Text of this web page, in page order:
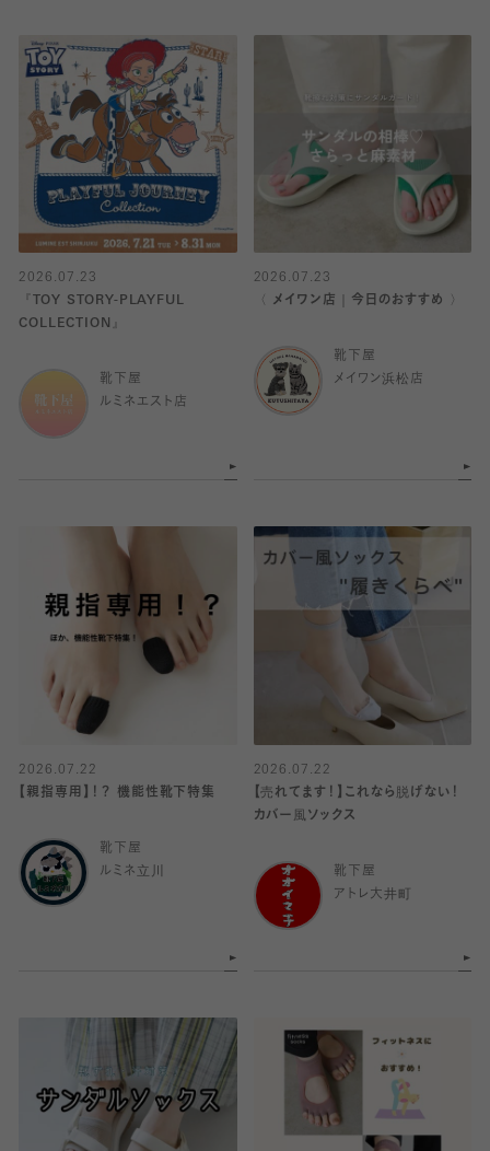
2026.07.23
『TOY STORY-PLAYFUL
COLLECTION』
靴下屋
ルミネエスト店
2026.07.23
〈 メイワン店｜今日のおすすめ 〉
靴下屋
メイワン浜松店
2026.07.22
【親指専用】！？ 機能性靴下特集
靴下屋
ルミネ立川
2026.07.22
【売れてます！】これなら脱げない！
カバー風ソックス
靴下屋
アトレ大井町